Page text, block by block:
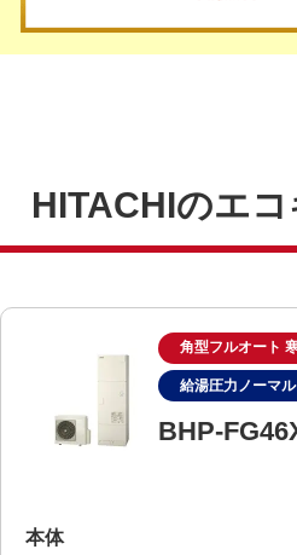
HITACHIのエ
角型フルオート
給湯圧力ノーマ
BHP-
本体